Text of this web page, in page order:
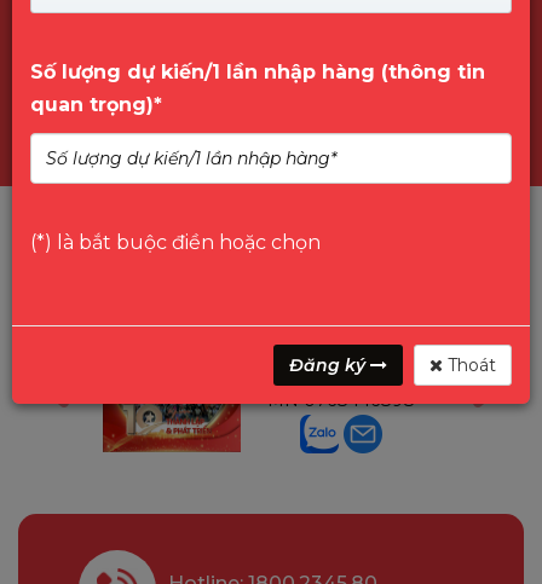
Mr Gon
Trưởng P.Bảo Hành
MN 0768446898
Số lượng dự kiến/1 lần nhập hàng (thông tin
quan trọng)*
(*) là bắt buộc điền hoặc chọn
Đăng ký Thoát